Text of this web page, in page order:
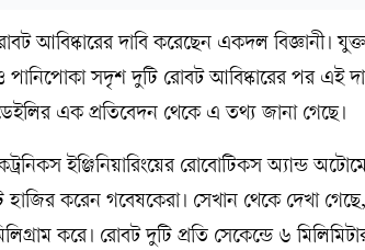
আবিষ্কারের দাবি করেছেন একদল বিজ্ঞানী।
ও পানিপোকা সদৃশ দুটি রোবট আবিষ্কারের পর এই
এক প্রতিবেদন থেকে এ তথ্য জানা গেছে।
ইঞ্জিনিয়ারিংয়ের রোবোটিকস অ্যান্ড
করেন গবেষকেরা। সেখান থেকে দেখা
করে। রোবট দুটি প্রতি সেকেন্ডে ৬